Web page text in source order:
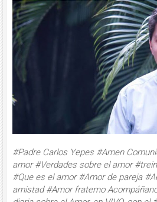
#Padre Carlos Yepes #Amen
amor #Verdades sobre el amor
#Que es el amor #Amor de pareja
amistad #Amor fraterno